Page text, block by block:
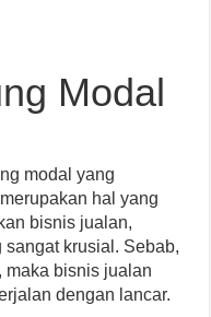
Modal
modal yang
hal yang
bisnis jualan,
krusial. Sebab,
maka bisnis jualan
dengan lancar.